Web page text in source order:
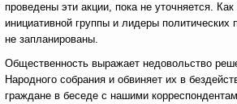
проведены эти акции, пока не уточняется.
инициативной группы и лидеры политических
не запланированы.
Общественность выражает недовольство
Народного собрания и обвиняет их в
граждане в беседе с нашими